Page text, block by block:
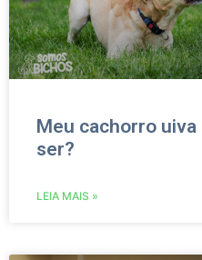
Meu cachorro
ser?
LEIA MAIS »